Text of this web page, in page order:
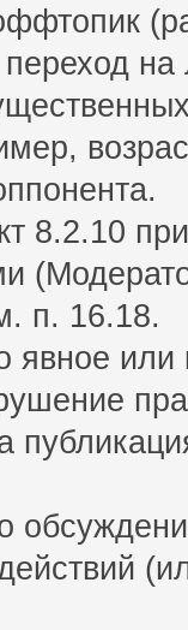
на
8.2.10
п. 16.18.
явное или